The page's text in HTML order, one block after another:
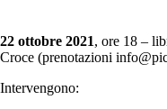
22 ottobre 2021, ore 18 –
Croce (prenotazioni
Intervengono: